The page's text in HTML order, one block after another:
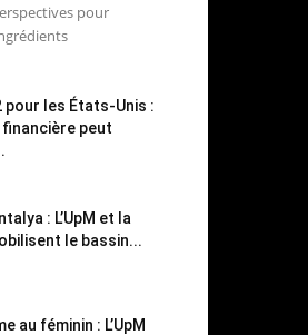
pour
pour les États-Unis :
financière peut
: L’UpM et la
le bassin...
au féminin : L’UpM